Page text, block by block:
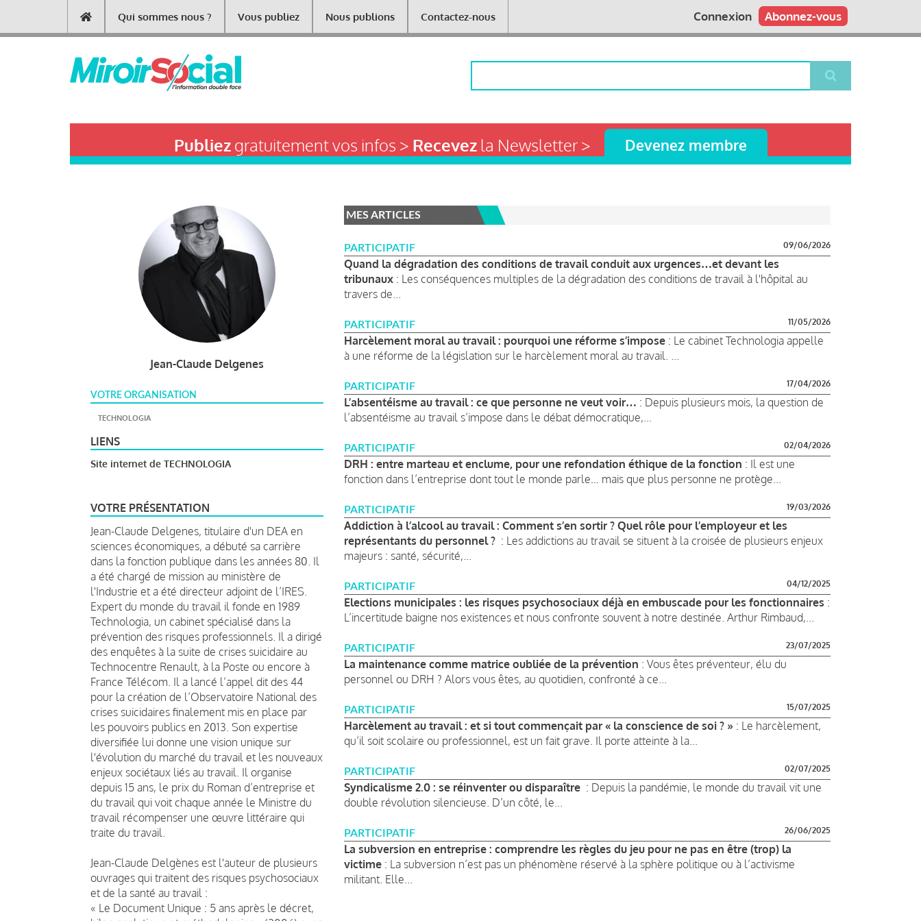
contenu
Main
navigation
Qui sommes nous ? Vous publiez Nous publions Contactez-nous Abonnez-vous
Connexion
Publiezgratuitement vos infos > Recevezla Newsletter > Devenez membre
Jean-Claude Delgenes
VOTRE ORGANISATION
TECHNOLOGIA
LIENS
Site internet de TECHNOLOGIA
VOTRE PRÉSENTATION
Jean-Claude Delgenes, titulaire d'un DEA en
sciences économiques, a débuté sa carrière
dans la fonction publique dans les années 80. Il
a été chargé de mission au ministère de
l'Industrie et a été directeur adjoint de l’IRES.
Expert du monde du travail il fonde en 1989
Technologia, un cabinet spécialisé dans la
prévention des risques professionnels. Il a dirigé
des enquêtes à la suite de crises suicidaire au
Technocentre Renault, à la Poste ou encore à
France Télécom. Il a lancé l’appel dit des 44
pour la création de l’Observatoire National des
crises suicidaires finalement mis en place par
les pouvoirs publics en 2013. Son expertise
diversifiée lui donne une vision unique sur
l'évolution du marché du travail et les nouveaux
enjeux sociétaux liés au travail. Il organise
depuis 15 ans, le prix du Roman d’entreprise et
du travail qui voit chaque année le Ministre du
travail récompenser une œuvre littéraire qui
traite du travail.
Jean-Claude Delgènes est l'auteur de plusieurs
ouvrages qui traitent des risques psychosociaux
et de la santé au travail :
« Le Document Unique : 5 ans après le décret,
MES ARTICLES
PARTICIPATIF 09/06/2026
Quand la dégradation des conditions de travail conduit aux urgences…et devant les
tribunaux : Les conséquences multiples de la dégradation des conditions de travail à l'hôpital au
travers de...
PARTICIPATIF 11/05/2026
Harcèlement moral au travail : pourquoi une réforme s’impose : Le cabinet Technologia appelle
à une réforme de la législation sur le harcèlement moral au travail. ...
PARTICIPATIF 17/04/2026
L’absentéisme au travail : ce que personne ne veut voir… : Depuis plusieurs mois, la question de
l’absentéisme au travail s’impose dans le débat démocratique,...
PARTICIPATIF 02/04/2026
DRH : entre marteau et enclume, pour une refondation éthique de la fonction : Il est une
fonction dans l’entreprise dont tout le monde parle… mais que plus personne ne protège...
PARTICIPATIF 19/03/2026
Addiction à l’alcool au travail : Comment s’en sortir ? Quel rôle pour l’employeur et les
représentants du personnel ? : Les addictions au travail se situent à la croisée de plusieurs enjeux
majeurs : santé, sécurité,...
PARTICIPATIF 04/12/2025
Elections municipales : les risques psychosociaux déjà en embuscade pour les fonctionnaires :
L’incertitude baigne nos existences et nous confronte souvent à notre destinée. Arthur Rimbaud,...
PARTICIPATIF 23/07/2025
La maintenance comme matrice oubliée de la prévention : Vous êtes préventeur, élu du
personnel ou DRH ? Alors vous êtes, au quotidien, confronté à ce...
PARTICIPATIF 15/07/2025
Harcèlement au travail : et si tout commençait par « la conscience de soi ? » : Le harcèlement,
qu’il soit scolaire ou professionnel, est un fait grave. Il porte atteinte à la...
PARTICIPATIF 02/07/2025
Syndicalisme 2.0 : se réinventer ou disparaître : Depuis la pandémie, le monde du travail vit une
double révolution silencieuse. D’un côté, le...
PARTICIPATIF 26/06/2025
La subversion en entreprise : comprendre les règles du jeu pour ne pas en être (trop) la
victime : La subversion n’est pas un phénomène réservé à la sphère politique ou à l’activisme
militant. Elle...